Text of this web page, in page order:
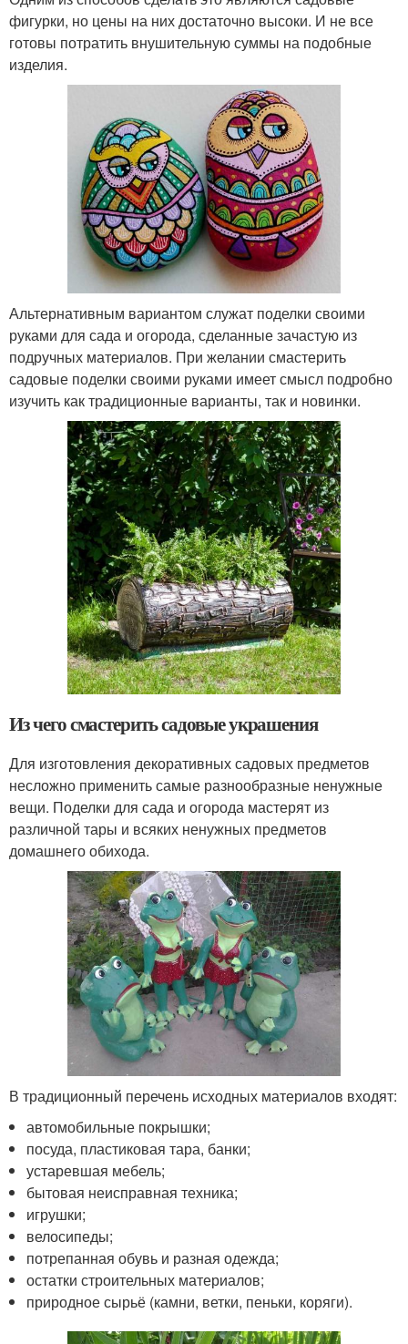
фигурки, но цены на них достаточно высоки. И не все
готовы потратить внушительную суммы на подобные
изделия.
Альтернативным вариантом служат поделки своими
руками для сада и огорода, сделанные зачастую из
подручных материалов. При желании смастерить
садовые поделки своими руками имеет смысл подробно
изучить как традиционные варианты, так и новинки.
Из чего смастерить садовые украшения
Для изготовления декоративных садовых предметов
несложно применить самые разнообразные ненужные
вещи. Поделки для сада и огорода мастерят из
различной тары и всяких ненужных предметов
домашнего обихода.
В традиционный перечень исходных материалов входят:
автомобильные покрышки;
посуда, пластиковая тара, банки;
устаревшая мебель;
бытовая неисправная техника;
игрушки;
велосипеды;
потрепанная обувь и разная одежда;
остатки строительных материалов;
природное сырьё (камни, ветки, пеньки, коряги).